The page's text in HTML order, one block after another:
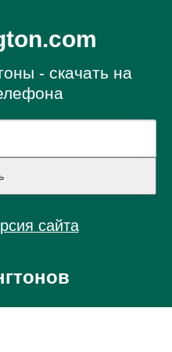
- скачать на
сайта